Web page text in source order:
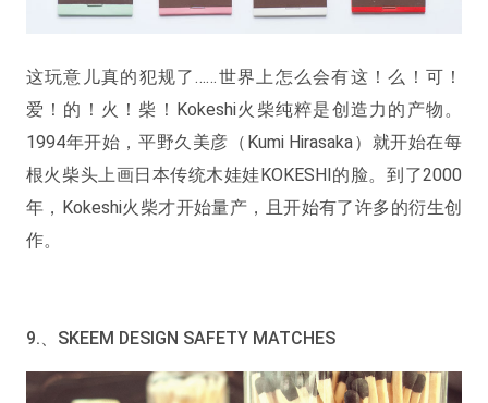
这玩意儿真的犯规了……世界上怎么会有这！么！可！
爱！的！火！柴！Kokeshi火柴纯粹是创造力的产物。
1994年开始，平野久美彦（Kumi Hirasaka）就开始在每
根火柴头上画日本传统木娃娃KOKESHI的脸。到了2000
年，Kokeshi火柴才开始量产，且开始有了许多的衍生创
作。
9.、SKEEM DESIGN SAFETY MATCHES